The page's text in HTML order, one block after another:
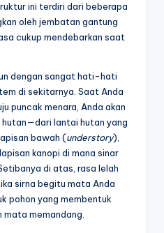
ini terdiri dari beberapa
oleh jembatan gantung
cukup mendebarkan saat
dengan sangat hati-hati
di sekitarnya. Saat Anda
puncak menara, Anda akan
lantai hutan yang
bawah (understory),
kanopi di mana sinar
di atas, rasa lelah
sirna begitu mata Anda
pohon yang membentuk
mata memandang.